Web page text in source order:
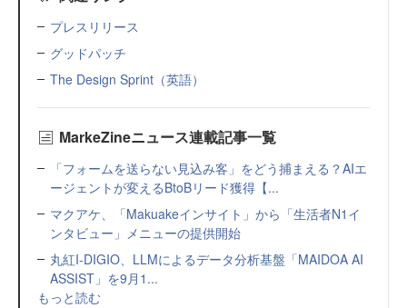
プレスリリース
グッドパッチ
The Design Sprint（英語）
MarkeZineニュース連載記事一覧
「フォームを送らない見込み客」をどう捕まえる？AIエ
ージェントが変えるBtoBリード獲得【...
マクアケ、「Makuakeインサイト」から「生活者N1イ
ンタビュー」メニューの提供開始
丸紅I-DIGIO、LLMによるデータ分析基盤「MAIDOA AI
ASSIST」を9月1...
もっと読む